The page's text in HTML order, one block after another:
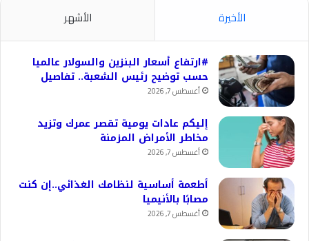
الأخيرة الأشهر
#ارتفاع أسعار البنزين والسولار عالميا
حسب توضيح رئيس الشعبة.. تفاصيل
أغسطس 7, 2026
إليكم عادات يومية تقصر عمرك وتزيد
مخاطر الأمراض المزمنة
أغسطس 7, 2026
أطعمة أساسية لنظامك الغذائي..إن كنت
مصابًا بالأنيميا
أغسطس 7, 2026